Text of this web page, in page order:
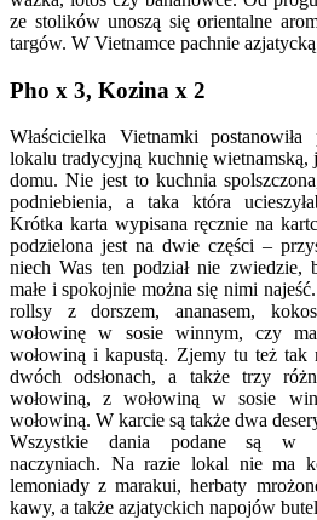
ze stolików unoszą się orientalne
targów. W Vietnamce pachnie
Pho x 3, Kozina x 2
Właścicielka Vietnamki
lokalu tradycyjną kuchnię wietnamską,
domu. Nie jest to kuchnia
podniebienia, a taka która
Krótka karta wypisana ręcznie na
podzielona jest na dwie części –
niech Was ten podział nie zwiedzie,
małe i spokojnie można się nimi
rollsy z dorszem, ananasem,
wołowinę w sosie winnym, czy
wołowiną i kapustą. Zjemy tu też tak
dwóch odsłonach, a także trzy
wołowiną, z wołowiną w sosie
wołowiną. W karcie są także dwa
Wszystkie dania podane są w
naczyniach. Na razie lokal nie ma
lemoniady z marakui, herbaty
kawy, a także azjatyckich napojów